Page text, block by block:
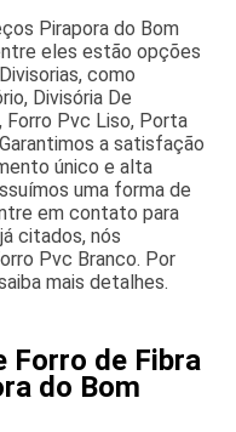
Pirapora do Bom
eles estão opções
como
Divisória De
Forro Pvc Liso, Porta
a satisfação
único e alta
uma forma de
em contato para
citados, nós
Pvc Branco. Por
mais detalhes.
Forro de Fibra
do Bom